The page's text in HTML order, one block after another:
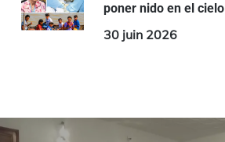
poner nido en el cielo
30 juin 2026